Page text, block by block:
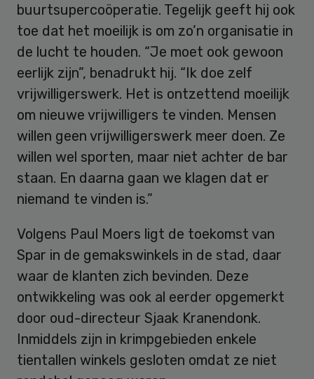
buurtsupercoöperatie. Tegelijk geeft hij ook
toe dat het moeilijk is om zo’n organisatie in
de lucht te houden. “Je moet ook gewoon
eerlijk zijn”, benadrukt hij. “Ik doe zelf
vrijwilligerswerk. Het is ontzettend moeilijk
om nieuwe vrijwilligers te vinden. Mensen
willen geen vrijwilligerswerk meer doen. Ze
willen wel sporten, maar niet achter de bar
staan. En daarna gaan we klagen dat er
niemand te vinden is.”
Volgens Paul Moers ligt de toekomst van
Spar in de gemakswinkels in de stad, daar
waar de klanten zich bevinden. Deze
ontwikkeling was ook al eerder opgemerkt
door oud-directeur Sjaak Kranendonk.
Inmiddels zijn in krimpgebieden enkele
tientallen winkels gesloten omdat ze niet